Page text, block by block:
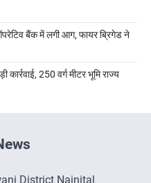
बैंक में लगी आग, फायर ब्रिगेड ने
250 वर्ग मीटर भूमि राज्य
District Nainital